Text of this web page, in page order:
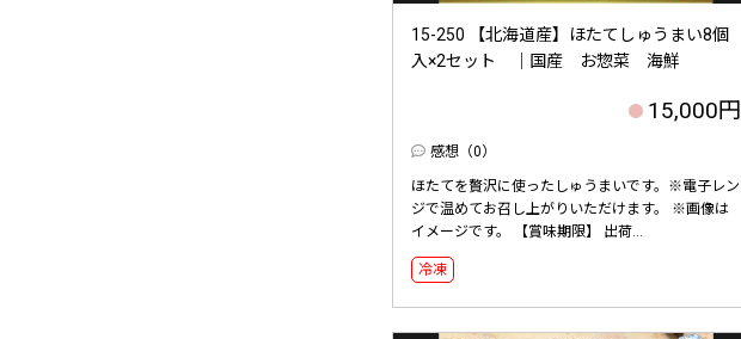
15-250 【北海道産】ほたてしゅうまい8個
入×2セット ｜国産 お惣菜 海鮮
15,000円
感想（0）
ほたてを贅沢に使ったしゅうまいです。※電子レン
ジで温めてお召し上がりいただけます。 ※画像は
イメージです。 【賞味期限】 出荷...
冷凍